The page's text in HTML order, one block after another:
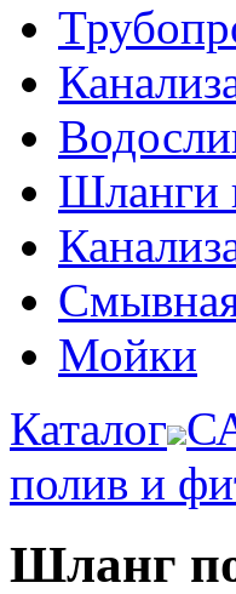
Шланги
Мойки
Каталог
полив и
Шланг